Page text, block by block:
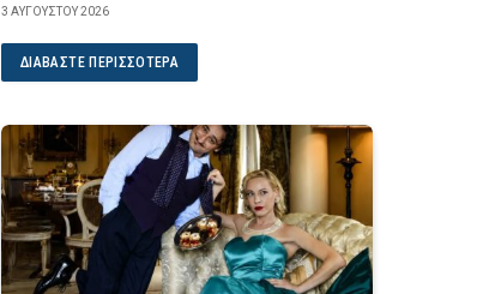
3 ΑΥΓΟΎΣΤΟΥ 2026
ΔΙΑΒΆΣΤΕ ΠΕΡΙΣΣΌΤΕΡΑ